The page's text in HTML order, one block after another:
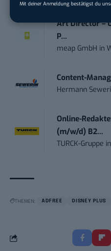
Mit deiner Anmeldung bestätigst du
Art Director –
P...
meap GmbH in
Content-
Hermann
Online-
(m/w/d) B2...
TURCK-Gruppe in
THEMEN: ADFREE DISNEY PLUS